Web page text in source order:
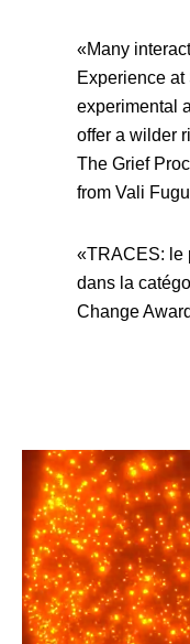
«Many
Experience at
experimental
offer a wilder
The Grief
from Vali
«TRACES: le
dans la
Change